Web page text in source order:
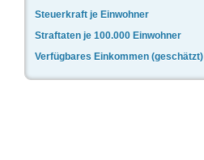
Steuerkraft je Einwohner
Straftaten je 100.000 Einwohner
Verfügbares Einkommen (geschätzt)